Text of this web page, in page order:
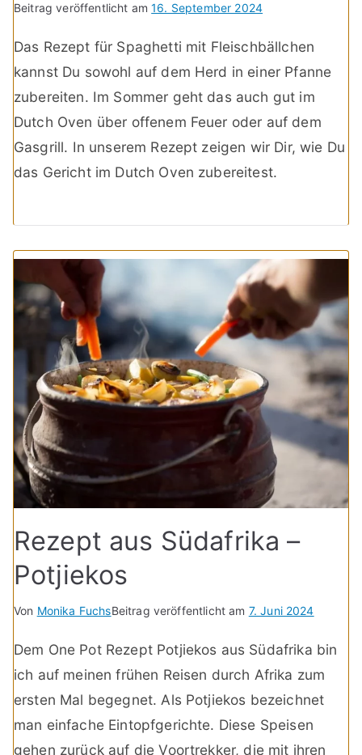
Beitrag veröffentlicht am16. September 2024
Das Rezept für Spaghetti mit Fleischbällchen
kannst Du sowohl auf dem Herd in einer Pfanne
zubereiten. Im Sommer geht das auch gut im
Dutch Oven über offenem Feuer oder auf dem
Gasgrill. In unserem Rezept zeigen wir Dir, wie Du
das Gericht im Dutch Oven zubereitest.
Rezept aus Südafrika –
Potjiekos
Von Monika FuchsBeitrag veröffentlicht am 7. Juni 2024
Dem One Pot Rezept Potjiekos aus Südafrika bin
ich auf meinen frühen Reisen durch Afrika zum
ersten Mal begegnet. Als Potjiekos bezeichnet
man einfache Eintopfgerichte. Diese Speisen
gehen zurück auf die Voortrekker, die mit ihren